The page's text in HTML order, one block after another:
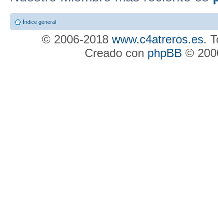
Índice general
© 2006-2018 www.c4atreros.es.
Creado con phpBB ©